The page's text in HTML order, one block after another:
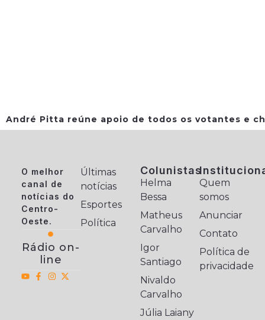
André Pitta reúne apoio de todos os votantes e
O melhor
canal de
notícias do
Centro-
Oeste.
Rádio on-
line
Últimas
notícias
Esportes
Política
Colunistas
Helma
Bessa
Matheus
Carvalho
Igor
Santiago
Nivaldo
Carvalho
Júlia Laiany
Quem
somos
Anunciar
Contato
Política de
privacidade